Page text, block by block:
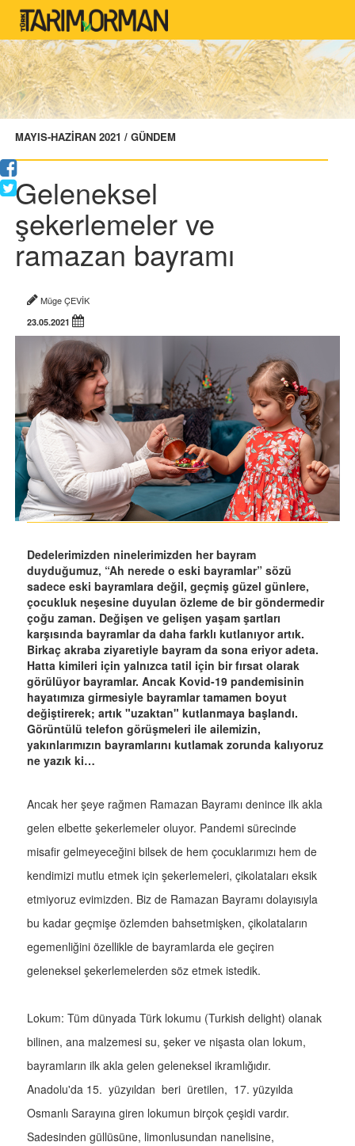
MAYIS-HAZİRAN 2021 / GÜNDEM
Geleneksel
şekerlemeler ve
ramazan bayramı
Müge ÇEVİK
23.05.2021
Dedelerimizden ninelerimizden her bayram
duyduğumuz, “Ah nerede o eski bayramlar” sözü
sadece eski bayramlara değil, geçmiş güzel günlere,
çocukluk neşesine duyulan özleme de bir göndermedir
çoğu zaman. Değişen ve gelişen yaşam şartları
karşısında bayramlar da daha farklı kutlanıyor artık.
Birkaç akraba ziyaretiyle bayram da sona eriyor adeta.
Hatta kimileri için yalnızca tatil için bir fırsat olarak
görülüyor bayramlar. Ancak Kovid-19 pandemisinin
hayatımıza girmesiyle bayramlar tamamen boyut
değiştirerek; artık "uzaktan" kutlanmaya başlandı.
Görüntülü telefon görüşmeleri ile ailemizin,
yakınlarımızın bayramlarını kutlamak zorunda kalıyoruz
ne yazık ki…
Ancak her şeye rağmen Ramazan Bayramı denince ilk akla
gelen elbette şekerlemeler oluyor. Pandemi sürecinde
misafir gelmeyeceğini bilsek de hem çocuklarımızı hem de
kendimizi mutlu etmek için şekerlemeleri, çikolataları eksik
etmiyoruz evimizden. Biz de Ramazan Bayramı dolayısıyla
bu kadar geçmişe özlemden bahsetmişken, çikolataların
egemenliğini özellikle de bayramlarda ele geçiren
geleneksel şekerlemelerden söz etmek istedik.
Lokum: Tüm dünyada Türk lokumu (Turkish delight) olanak
bilinen, ana malzemesi su, şeker ve nişasta olan lokum,
bayramların ilk akla gelen geleneksel ikramlığıdır.
Anadolu'da 15. yüzyıldan beri üretilen, 17. yüzyılda
Osmanlı Sarayına giren lokumun birçok çeşidi vardır.
Sadesinden güllüsüne, limonlusundan nanelisine,